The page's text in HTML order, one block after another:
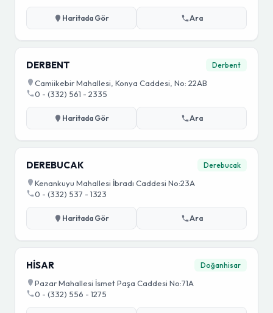
Haritada Gör Ara
DERBENT Derbent
Camiikebir Mahallesi, Konya Caddesi, No: 22AB
0 - (332) 561 - 2335
Haritada Gör Ara
DEREBUCAK Derebucak
Kenankuyu Mahallesi İbradı Caddesi No:23A
0 - (332) 537 - 1323
Haritada Gör Ara
HİSAR Doğanhisar
Pazar Mahallesi İsmet Paşa Caddesi No:71A
0 - (332) 556 - 1275